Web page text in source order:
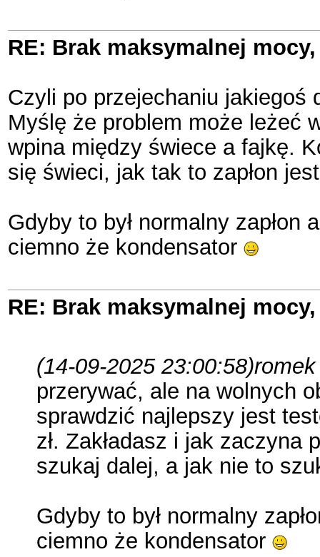
RE: Brak maksymalnej
Czyli po przejechaniu jakiegoś
Myślę że problem może leżeć
wpina między świece a fajkę.
się świeci, jak tak to zapłon
Gdyby to był normalny zapłon
ciemno że kondensator
RE: Brak maksymalnej
(14-09-2025 23:00:58)
przerywać, ale na wolnych
sprawdzić najlepszy jest
zł. Zakładasz i jak
szukaj dalej, a jak nie to
Gdyby to był normalny
ciemno że kondensator